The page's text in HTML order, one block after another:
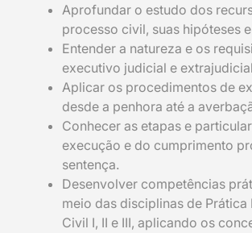
Aprofundar o estudo dos
processo civil, suas hipóteses
Entender a natureza e os
executivo judicial e
Aplicar os procedimentos de
desde a penhora até a
Conhecer as etapas e
execução e do cumprimento
sentença.
Desenvolver competências
meio das disciplinas de Prática
Civil I, II e III, aplicando os